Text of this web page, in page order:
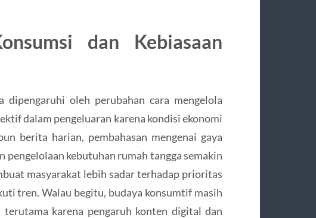
dan Kebiasaan
dipengaruhi oleh perubahan cara mengelola
dalam pengeluaran karena kondisi ekonomi
berita harian, pembahasan mengenai gaya
pengelolaan kebutuhan rumah tangga semakin
masyarakat lebih sadar terhadap prioritas
tren. Walau begitu, budaya konsumtif masih
karena pengaruh konten digital dan